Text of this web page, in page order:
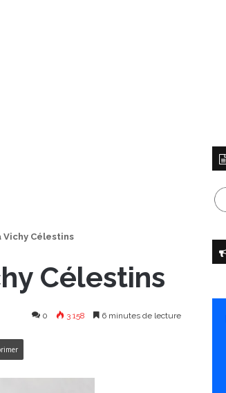
Vichy Célestins
Célestins
0 3 158 6 minutes de lecture